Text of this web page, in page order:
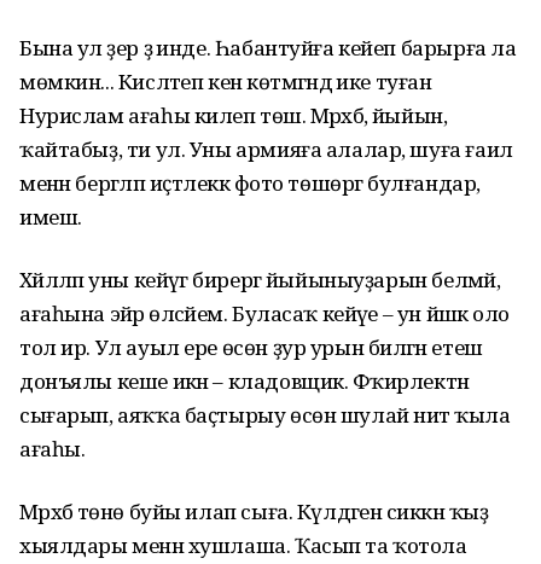
Бына ул әҙер ҙә инде. Һабантуйға кейеп барырға ла
мөмкин... Кисләтеп кенә көтмәгәндә ике туған
Нурислам ағаһы килеп төшә. Мәрхәбә, йыйын,
ҡайтабыҙ, ти ул. Уны армияға алалар, шуға ғаилә
менән бергәләп иҫтәлеккә фото төшөргә булғандар,
имеш.
Хәйләләп уны кейәүгә бирергә йыйыныуҙарын белмәй,
ағаһына эйәрә өләсәйем. Буласаҡ кейәүе – ун йәшкә оло
тол ир. Ул ауыл ере өсөн ҙур урын биләгән етеш
донъялы кеше икән – кладовщик. Фәҡирлектән
сығарып, аяҡҡа баҫтырыу өсөн шулай ниәт ҡыла
ағаһы.
Мәрхәбә төнө буйы илап сыға. Күлдәгенә сиккән ҡыҙ
хыялдары менән хушлаша. Ҡасып та ҡотола